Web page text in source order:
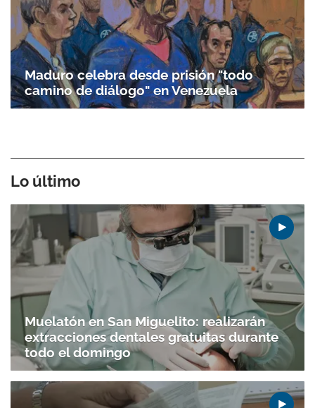
Gracias por suscribirte a nuestro boletín.
Maduro celebra desde prisión "todo
camino de diálogo" en Venezuela
Lo último
Muelatón en San Miguelito: realizarán
extracciones dentales gratuitas durante
todo el domingo